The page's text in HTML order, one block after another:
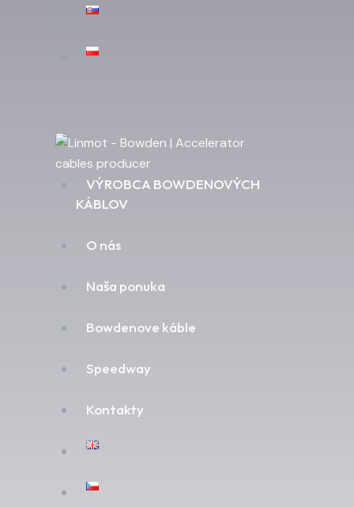
VÝROBCA BOWDENOVÝCH
KÁBLOV
O nás
Naša ponuka
Bowdenove káble
Speedway
Kontakty